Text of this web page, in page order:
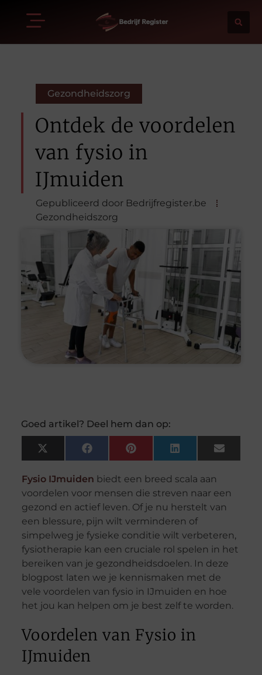
Gezondheidszorg
Ontdek de voordelen
van fysio in
IJmuiden
Gepubliceerd door Bedrijfregister.be
Gezondheidszorg
Goed artikel? Deel hem dan op:
X
(Twitter)
FacebookPinterestLinkedInEmail
Fysio IJmuiden biedt een breed scala aan
voordelen voor mensen die streven naar een
gezond en actief leven. Of je nu herstelt van
een blessure, pijn wilt verminderen of
simpelweg je fysieke conditie wilt verbeteren,
fysiotherapie kan een cruciale rol spelen in het
bereiken van je gezondheidsdoelen. In deze
blogpost laten we je kennismaken met de
vele voordelen van fysio in IJmuiden en hoe
het jou kan helpen om je best zelf te worden.
Voordelen van Fysio in
IJmuiden